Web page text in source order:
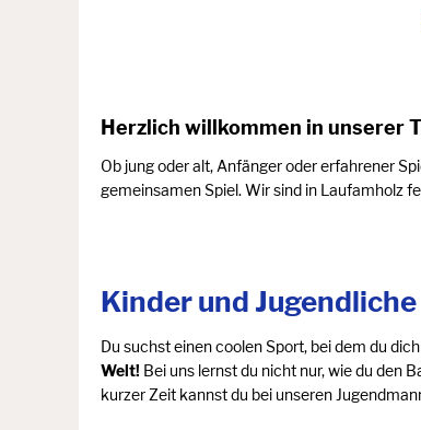
Herzlich willkommen in unserer
Ob jung oder alt, Anfänger oder erfahrener
gemeinsamen Spiel. Wir sind in Laufamholz
Kinder und Jugendliche
Du suchst einen coolen Sport, bei dem du
Welt! Bei uns lernst du nicht nur, wie du den
kurzer Zeit kannst du bei unseren